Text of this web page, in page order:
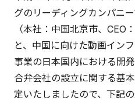
グのリーディングカンパニ
（本社：中国北京市、CEO
と、中国に向けた動画イン
事業の日本国内における開
合弁会社の設立に関する基
定いたしましたので、下記